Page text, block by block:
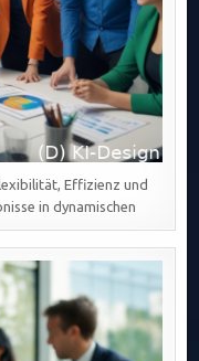
Effizienz und
in dynamischen